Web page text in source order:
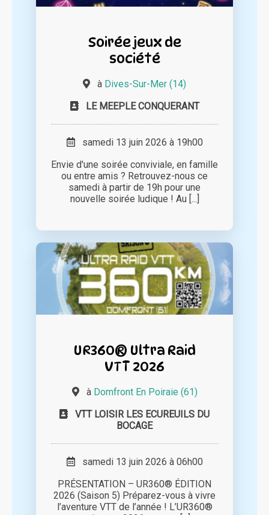
Soirée jeux de
société
à Dives-Sur-Mer (14)
LE MEEPLE CONQUERANT
samedi 13 juin 2026 à 19h00
Envie d'une soirée conviviale, en famille
ou entre amis ? Retrouvez-nous ce
samedi à partir de 19h pour une
nouvelle soirée ludique ! Au [...]
UR360® Ultra Raid
VTT 2026
à Domfront En Poiraie (61)
VTT LOISIR LES ECUREUILS DU
BOCAGE
samedi 13 juin 2026 à 06h00
PRÉSENTATION – UR360® ÉDITION
2026 (Saison 5) Préparez-vous à vivre
l’aventure VTT de l’année ! L’UR360®